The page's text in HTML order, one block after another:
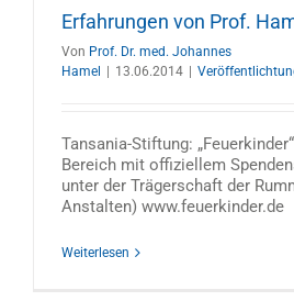
Erfahrungen von Prof.
Von Prof. Dr. med. Johannes
Hamel
13.06.2014
Tansania-Stiftung:
Bereich mit offiziellem
unter der Trägerschaft der
Anstalten) www.feuerkinder.de
Weiterlesen